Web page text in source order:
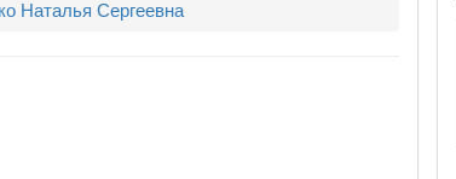
Наталья Сергеевна